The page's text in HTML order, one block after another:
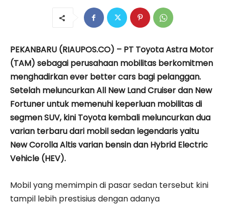
PEKANBARU (RIAUPOS.CO) – PT Toyota Astra Motor
(TAM) sebagai perusahaan mobilitas berkomitmen
menghadirkan ever better cars bagi pelanggan.
Setelah meluncurkan All New Land Cruiser dan New
Fortuner untuk memenuhi keperluan mobilitas di
segmen SUV, kini Toyota kembali meluncurkan dua
varian terbaru dari mobil sedan legendaris yaitu
New Corolla Altis varian bensin dan Hybrid Electric
Vehicle (HEV).
Mobil yang memimpin di pasar sedan tersebut kini
tampil lebih prestisius dengan adanya